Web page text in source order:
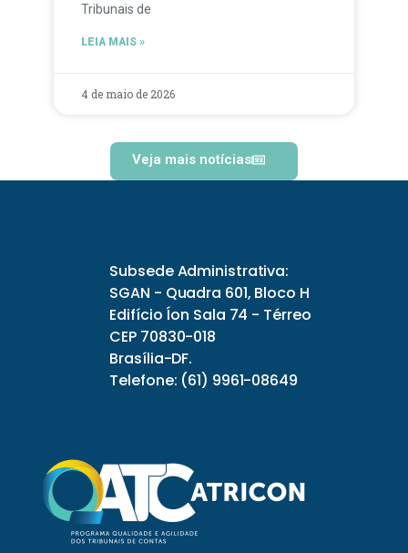
Tribunais de
LEIA MAIS »
4 de maio de 2026
Veja mais notícias
Subsede Administrativa:
SGAN - Quadra 601, Bloco H
Edifício Íon Sala 74 - Térreo
CEP 70830-018
Brasília-DF.
Telefone: (61) 9961-08649